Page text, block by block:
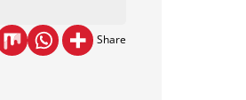
Share